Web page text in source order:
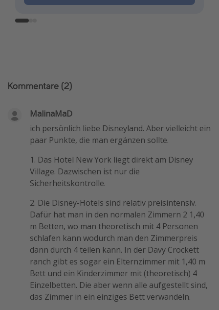
Kommentare (2)
MalinaMaD
ich persönlich liebe Disneyland. Aber vielleicht ein
paar Punkte, die man ergänzen sollte.
1. Das Hotel New York liegt direkt am Disney
Village. Dazwischen ist nur die
Sicherheitskontrolle.
2. Die Disney-Hotels sind relativ preisintensiv.
Dafür hat man in den normalen Zimmern 2 1,40
m Betten, wo man theoretisch mit 4 Personen
schlafen kann wodurch man den Zimmerpreis
dann durch 4 teilen kann. In der Davy Crockett
ranch gibt es sogar ein Elternzimmer mit 1,40 m
Bett und ein Kinderzimmer mit (theoretisch) 4
Einzelbetten. Die aber wenn alle aufgestellt sind,
das Zimmer in ein einziges Bett verwandeln.